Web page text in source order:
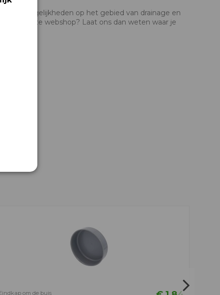
De mogelijkheden op het gebied van drainage en
in onze webshop? Laat ons dan weten waar je
om de buis